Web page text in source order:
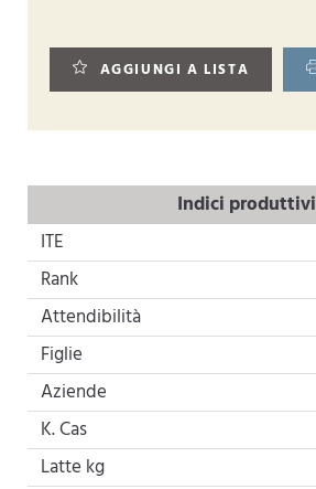
AGGIUNGI A LISTA
Indici produttivi
ITE
Rank
Attendibilità
Figlie
Aziende
K. Cas
Latte kg